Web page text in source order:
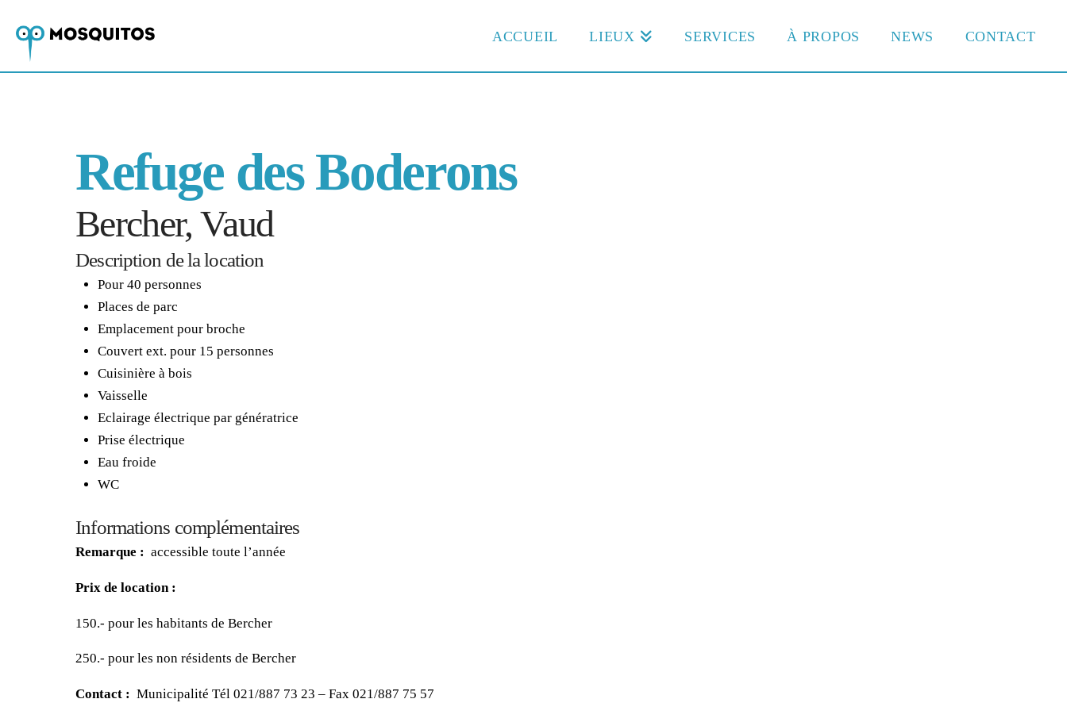
ACCUEIL LIEUX SERVICES À PROPOS NEWS CONTACT
Refuge des Boderons
Bercher, Vaud
Description de la location
Pour 40 personnes
Places de parc
Emplacement pour broche
Couvert ext. pour 15 personnes
Cuisinière à bois
Vaisselle
Eclairage électrique par génératrice
Prise électrique
Eau froide
WC
Informations complémentaires
Remarque :accessible toute l’année
Prix de location :
150.- pour les habitants de Bercher
250.- pour les non résidents de Bercher
Contact :Municipalité Tél 021/887 73 23 – Fax 021/887 75 57